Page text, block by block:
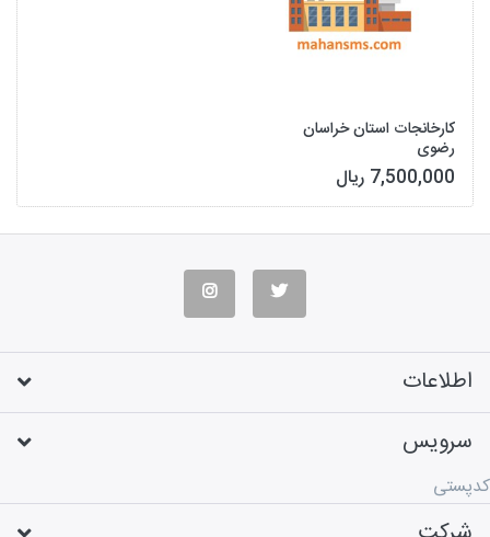
کارخانجات استان خراسان
رضوی
7,500,000 ریال
اطلاعات
سرویس
کدپستی